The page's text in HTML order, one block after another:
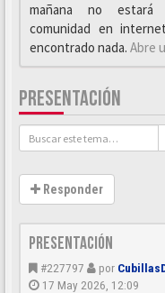
mañana no estará
comunidad en
encontrado nada. Abre
PRESENTACIÓN
Responder
Presentación
#227797 por
17 May 2026, 12:09